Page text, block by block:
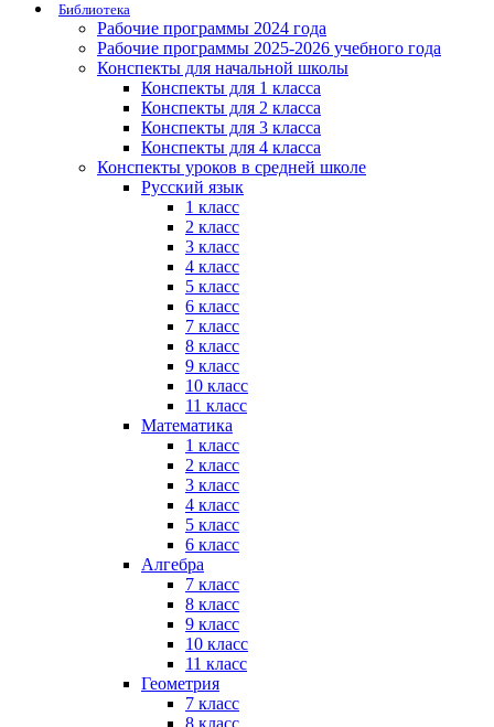
Библиотека
Рабочие программы 2024 года
Рабочие программы 2025-2026 учебного года
Конспекты для начальной школы
Конспекты для 1 класса
Конспекты для 2 класса
Конспекты для 3 класса
Конспекты для 4 класса
Конспекты уроков в средней школе
Русский язык
1 класс
2 класс
3 класс
4 класс
5 класс
6 класс
7 класс
8 класс
9 класс
10 класс
11 класс
Математика
1 класс
2 класс
3 класс
4 класс
5 класс
6 класс
Алгебра
7 класс
8 класс
9 класс
10 класс
11 класс
Геометрия
7 класс
8 класс